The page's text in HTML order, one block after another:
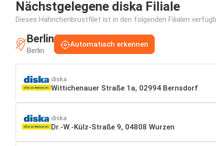
Nächstgelegene diska Filiale
Dieses Hähnchenbrustfilet ist in den folgenden Filialen
Berlin
Berlin
Automatisch erkennen
diska
Wittichenauer Straße 1a, 02994 Bernsdorf
diska
Dr.-W.-Külz-Straße 9, 04808 Wurzen